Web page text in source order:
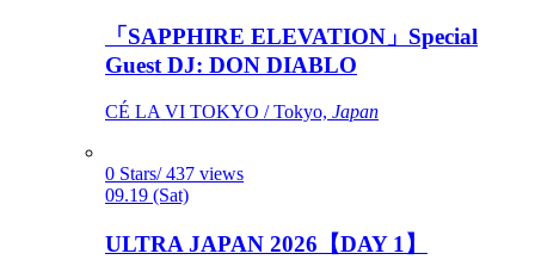
「SAPPHIRE ELEVATION」Special
Guest DJ: DON DIABLO
CÉ LA VI TOKYO / Tokyo, Japan
0 Stars/ 437 views
09.19 (Sat)
ULTRA JAPAN 2026【DAY 1】